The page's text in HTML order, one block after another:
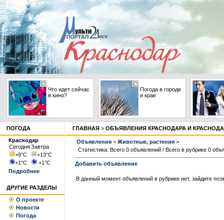
Что идет сейчас
в кино?
Погода в городе
и крае
ПОГОДА
Краснодар
СегодняЗавтра
+9°С +13°С
+1°С +1°С
Подробнее
ДРУГИЕ РАЗДЕЛЫ
О проекте
Новости
Погода
ГЛАВНАЯ > ОБЪЯВЛЕНИЯ КРАСНОДАРА И
Объявления > Животные, растения >
Статистика: Всего 0 объявлений / Всего в рубрике 0
Добавить объявление
В данный момент объявлений в рубрике нет, зайдите